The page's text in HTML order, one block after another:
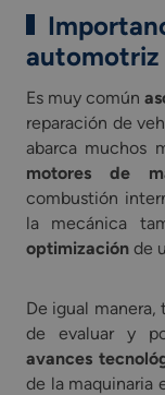
automotriz
Es muy común
reparación de
abarca muchos
motores de
combustión
la mecánica
optimización de
De igual
de evaluar y
avances
de la maquinaria